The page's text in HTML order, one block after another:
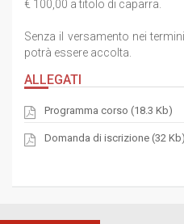
€ 100,00 a titolo di caparra.
Senza il versamento nei
potrà essere accolta.
ALLEGATI
Programma corso (18.3 Kb)
Domanda di iscrizione (32 Kb)